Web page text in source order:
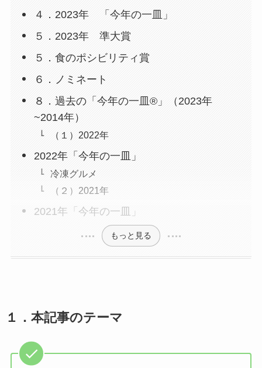
４．2023年 「今年の一皿」
５．2023年 準大賞
５．食のポシビリティ賞
６．ノミネート
８．過去の「今年の一皿®」（2023年
~2014年）
（１）2022年
2022年「今年の一皿」
冷凍グルメ
（２）2021年
2021年「今年の一皿」
もっと見る
１． 本記事のテーマ